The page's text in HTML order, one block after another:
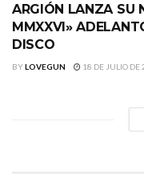
ARGIÓN LANZA SU
MMXXVI»
DISCO
BYLOVEGUN 18 DE JULIO DE